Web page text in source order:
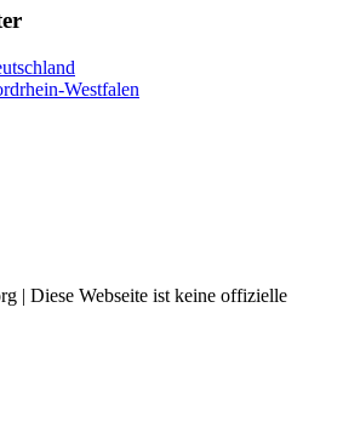
Westfalen
| Diese Webseite ist keine offizielle